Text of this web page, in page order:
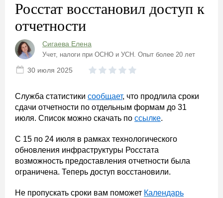
Росстат восстановил доступ к
отчетности
Сигаева Елена
Учет, налоги при ОСНО и УСН. Опыт более 20 лет
30 июля 2025
Служба статистики сообщает, что продлила сроки
сдачи отчетности по отдельным формам до 31
июля. Список можно скачать по ссылке.
С 15 по 24 июля в рамках технологического
обновления инфраструктуры Росстата
возможность предоставления отчетности была
ограничена. Теперь доступ восстановили.
Не пропускать сроки вам поможет Календарь